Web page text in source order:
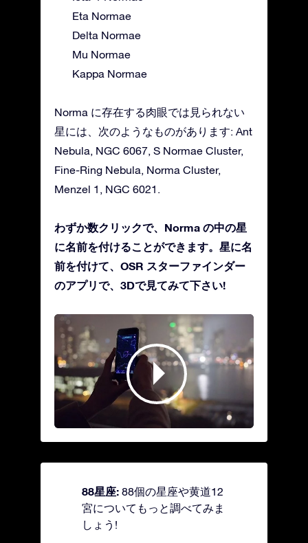
Eta Normae
Delta Normae
Mu Normae
Kappa Normae
Norma に存在する肉眼では見られない
星には、次のようなものがあります: Ant
Nebula, NGC 6067, S Normae Cluster,
Fine-Ring Nebula, Norma Cluster,
Menzel 1, NGC 6021.
わずか数クリックで、Norma の中の星
に名前を付けることができます。星に名
前を付けて、OSR スターファインダー
のアプリで、3Dで見てみて下さい!
88星座: 88個の星座や黄道12
宮についてもっと調べてみま
しょう!